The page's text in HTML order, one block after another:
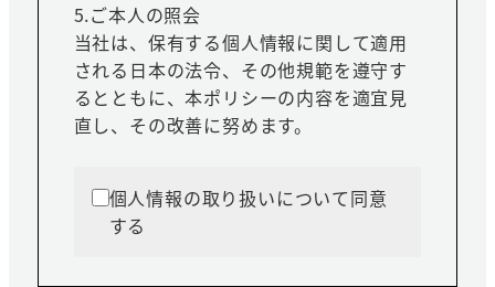
5.ご本人の照会
当社は、保有する個人情報に関して適用
される日本の法令、その他規範を遵守す
るとともに、本ポリシーの内容を適宜見
直し、その改善に努めます。
個人情報の取り扱いについて同意
する